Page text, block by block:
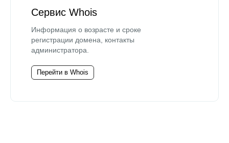
Сервис Whois
Информация о возрасте и сроке
регистрации домена, контакты
администратора.
Перейти в Whois